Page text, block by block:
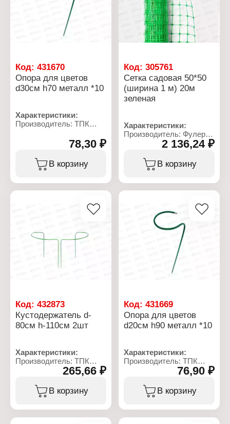
Покрытие: оцинкованная
Код: 431670
Опора для цветов
d30см h70 металл *10
Характеристики:
Производитель: ТПК
Тип товара: Опора для
Назначение: для цветов
Диаметр: 30 см
Материал: металл, ПВХ
78,30 ₽
В корзину
Код:305761
Сетка садовая 50*50
(ширина 1 м) 20м
зеленая
Характеристики:
Производитель: Фулерен
Тип товара: Сетка
Размер ячеек: 50х50 мм
Ширина: 1 м
2 136,24 ₽
В корзину
Код: 432873
Кустодержатель d-
80см h-110см 2шт
Характеристики:
Производитель: ТПК
Кустодержатель
Диаметр: 80 см
265,66 ₽
В корзину
Код:431669
Опора для цветов
d20см h90 металл *10
Характеристики:
Производитель: ТПК
Тип товара: Опора для
растений
Назначение: для цветов
76,90 ₽
В корзину